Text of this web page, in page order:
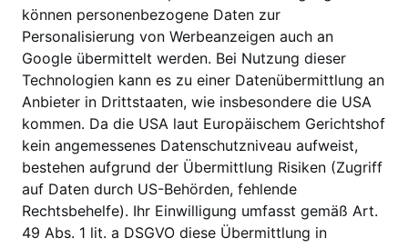
können personenbezogene Daten zur
Personalisierung von Werbeanzeigen auch an
Google übermittelt werden. Bei Nutzung dieser
Technologien kann es zu einer Datenübermittlung an
Anbieter in Drittstaaten, wie insbesondere die USA
kommen. Da die USA laut Europäischem Gerichtshof
kein angemessenes Datenschutzniveau aufweist,
bestehen aufgrund der Übermittlung Risiken (Zugriff
auf Daten durch US-Behörden, fehlende
Rechtsbehelfe). Ihr Einwilligung umfasst gemäß Art.
49 Abs. 1 lit. a DSGVO diese Übermittlung in